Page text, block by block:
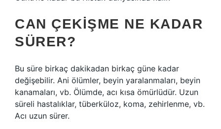
CAN ÇEKIŞME NE KADAR
SÜRER?
Bu süre birkaç dakikadan birkaç güne kadar
değişebilir. Ani ölümler, beyin yaralanmaları, beyin
kanamaları, vb. Ölümde, acı kısa ömürlüdür. Uzun
süreli hastalıklar, tüberküloz, koma, zehirlenme, vb.
Acı uzun sürer.